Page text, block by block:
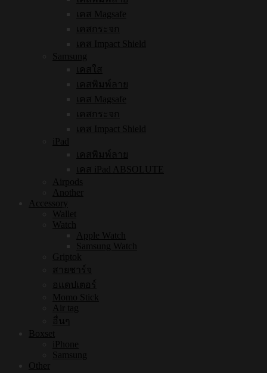
เคส Magsafe
เคสกระจก
เคส Impact Shield
Samsung
เคสใส
เคสพิมพ์ลาย
เคส Magsafe
เคสกระจก
เคส Impact Shield
iPad
เคสพิมพ์ลาย
เคส iPad ABSOLUTE
Airpods
Another
Accessory
Wallet
Watch
Apple Watch
Samsung Watch
Griptok
สายชาร์จ
อแดปเตอร์
Momo Stick
Air tag
อื่นๆ
Boxset
iPhone
Samsung
Other